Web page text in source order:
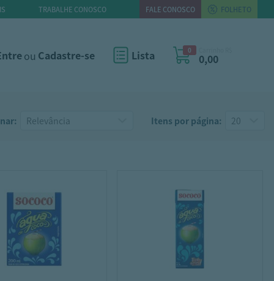
TRABALHE CONOSCO FALE CONOSCO FOLHETO
ou Cadastre-se Lista 0
0,00
Itens por página: